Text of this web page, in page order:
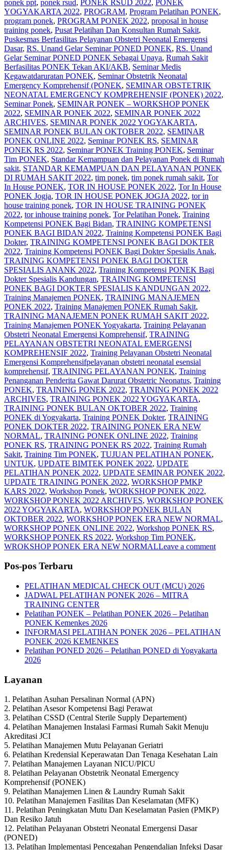
ponek ppt, ponek rsud, PONEK RSUD 2022, PONEK
YOGYAKARTA 2022, PROGRAM, Program Pelatihan PONEK,
program ponek, PROGRAM PONEK 2022, proposal in house
training ponek, Pusat Pelatihan Dan Konsultan Rumah Sakit,
Puskesmas Berfasilitas Pelayanan Obstetri Neonatal Emergensi
Dasar, RS. Unand Gelar Seminar PONED PONEK, RS. Unand
Gelar Seminar PONED PONEK Sebagai Upaya, Rumah Sakit
Berfasilitas PONEK Tekan AKI/AKB, Seminar Medis
Kegawatdaruratan PONEK, Seminar Obstetrik Neonatal
Emergency Komprehensif (PONEK, SEMINAR OBSTETRIK
NEONATAL EMERGENCY KOMPREHENSIF (PONEK) 2022,
Seminar Ponek, SEMINAR PONEK – WORKSHOP PONEK
2022, SEMINAR PONEK 2022, SEMINAR PONEK 2022
ARCHIVES, SEMINAR PONEK 2022 YOGYAKARTA,
SEMINAR PONEK BULAN OKTOBER 2022, SEMINAR
PONEK ONLINE 2022, Seminar PONEK RS, SEMINAR
PONEK RS 2022, Seminar PONEK Training PONEK, Seminar
Tim PONEK, Standar Kemampuan dan Pelayanan Ponek di Rumah
sakit, STANDAR KEMAMPUAN DAN PELAYANAN PONEK
DI RUMAH SAKIT 2022, tim ponek, tim ponek rumah sakit, Tor
In House PONEK, TOR IN HOUSE PONEK 2022, Tor In House
PONEK Jogja, TOR IN HOUSE PONEK JOGJA 2022, tor in
house training ponek, TOR IN HOUSE TRAINING PONEK
2022, tor inhouse training ponek, Tor Pelatihan Ponek, Training
Kompetensi PONEK Bagi Bidan, TRAINING KOMPETENSI
PONEK BAGI BIDAN 2022, Training Kompetensi PONEK Bagi
Dokter, TRAINING KOMPETENSI PONEK BAGI DOKTER
2022, Training Kompetensi PONEK Bagi Dokter Spesialis Anak,
TRAINING KOMPETENSI PONEK BAGI DOKTER
SPESIALIS ANANK 2022, Training Kompetensi PONEK Bagi
Dokter Spesialis Kandungan, TRAINING KOMPETENSI
PONEK BAGI DOKTER SPESIALIS KANDUNGAN 2022,
Training Manajemen PONEK, TRAINING MANAJEMEN
PONEK 2022, Training Manajemen PONEK Rumah Sakit,
TRAINING MANAJEMEN PONEK RUMAH SAKIT 2022,
Training Manajemen PONEK Yogyakarta, Training Pelayanan
Obstetri Neonatal Emergensi Komprehensif, TRAINING
PELAYANAN OBSTETRI NEONATAL EMERGENSI
KOMPREHENSIF 2022, Training Pelayanan Obstetri Neonatal
Emergensi Komprehensifpelayanan obstetri neonatal esensial
komprehensif, TRAINING PELAYANAN PONEK, Training
Penanganan Penderita Gawat Darurat Obstetric Neonatus, Training
PONEK, TRAINING PONEK 2022, TRAINING PONEK 2022
ARCHIVES, TRAINING PONEK 2022 YOGYAKARTA,
TRAINING PONEK BULAN OKTOBER 2022, Training
PONEK di Yogyakarta, Training PONEK Dokter, TRAINING
PONEK DOKTER 2022, TRAINING PONEK ERA NEW
NORMAL, TRAINING PONEK ONLINE 2022, Training
PONEK RS, TRAINING PONEK RS 2022, Training Rumah
Sakit, Training Tim PONEK, TUJUAN PELATIHAN PONEK,
UNTUK, UPDATE BIMTEK PONEK 2022, UPDATE
PELATIHAN PONEK 2022, UPDATE SEMINAR PONEK 2022,
UPDATE TRAINING PONEK 2022, WORKSHOP PMKP
KARS 2022, Workshop Ponek, WORKSHOP PONEK 2022,
WORKSHOP PONEK 2022 ARCHIVES, WORKSHOP PONEK
2022 YOGYAKARTA, WORKSHOP PONEK BULAN
OKTOBER 2022, WORKSHOP PONEK ERA NEW NORMAL,
WORKSHOP PONEK ONLINE 2022, Workshop PONEK RS,
WORKSHOP PONEK RS 2022, Workshop Tim PONEK,
WROKSHOP PONEK ERA NEW NORMALLeave a comment
Pos-pos Terbaru
PELATIHAN MEDICAL CHECK OUT (MCU) 2026
JADWAL PELATIHAN PONEK 2026 – MITRA
TRAINING CENTER
Pelatihan PONEK – Pelatihan PONEK 2026 – Pelatihan
PONEK Kemenkes 2026
INFORMASI PELATIHAN PONEK 2026 – PELATIHAN
PONEK 2026 KEMENKES
Pelatihan PONED 2026 – Pelatihan PONED di Yogyakarta
2026
Layanan
1. Pelatihan Asuhan Persalinan Normal (APN)
2. Pelatihan Asesor Kompetensi Bagi Perawat
3. Pelatihan CSSD (Central Sterile Supply Departement)
4. Pelatihan Manajemen Instalasi Farmasi Rumah Sakit Menuju
Akreditasi JCI
5. Pelatihan Manajemen Mutu Pelayanan Geriatri
6. Pelatihan Kredensial Keperawatan Dan Tenaga Kesehatan Lain
7. Pelatihan Manajemen Layanan NICU/PICU
8. Pelatihan Pelayanan Obstetrik Neonatal Emergency
Komprehensif (PONEK)
9. Pelatihan Manajemen Linen & Laundry Rumah Sakit
10. Pelatihan Manajemen Fasilitas Dan Keselamatan (MFK)
11. Pelatihan Peningkatan Mutu Dan Keselamatan Pasien (PMKP)
Dan Resiko Jatuh
12. Pelatihan Pelayanan Obstetri Neonatal Emergensi Dasar
(PONED)
13. Pelatihan Implementasi Pencegahan Pengendalian Infeksi Dasar